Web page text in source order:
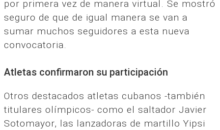
por primera vez de manera virtual. Se mostró
seguro de que de igual manera se van a
sumar muchos seguidores a esta nueva
convocatoria.
Atletas confirmaron su participación
Otros destacados atletas cubanos -también
titulares olímpicos- como el saltador Javier
Sotomayor, las lanzadoras de martillo Yipsi